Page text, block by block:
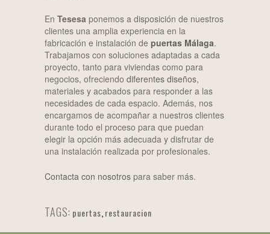
En Tesesa ponemos a disposición de nuestros
clientes una amplia experiencia en la
fabricación e instalación de puertas Málaga.
Trabajamos con soluciones adaptadas a cada
proyecto, tanto para viviendas como para
negocios, ofreciendo diferentes diseños,
materiales y acabados para responder a las
necesidades de cada espacio. Además, nos
encargamos de acompañar a nuestros clientes
durante todo el proceso para que puedan
elegir la opción más adecuada y disfrutar de
una instalación realizada por profesionales.
Contacta con nosotros para saber más.
TAGS: puertas,restauracion